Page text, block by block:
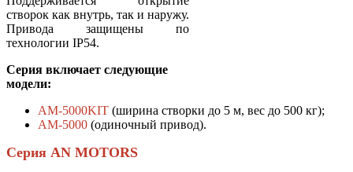
створок как внутрь, так и наружу.
Привода защищены по
технологии IP54.
Серия включает следующие
модели:
AM-5000KIT (ширина створки до 5 м, вес до 500 кг);
AM-5000 (одиночный привод).
Серия AN MOTORS